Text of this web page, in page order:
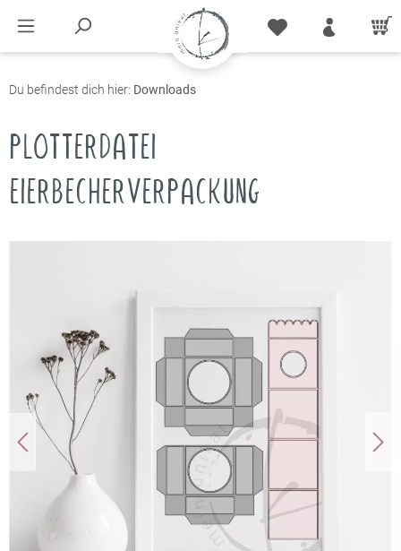
Du befindest dich hier: Downloads
PLOTTERDATEI
EIERBECHERVERPACKUNG